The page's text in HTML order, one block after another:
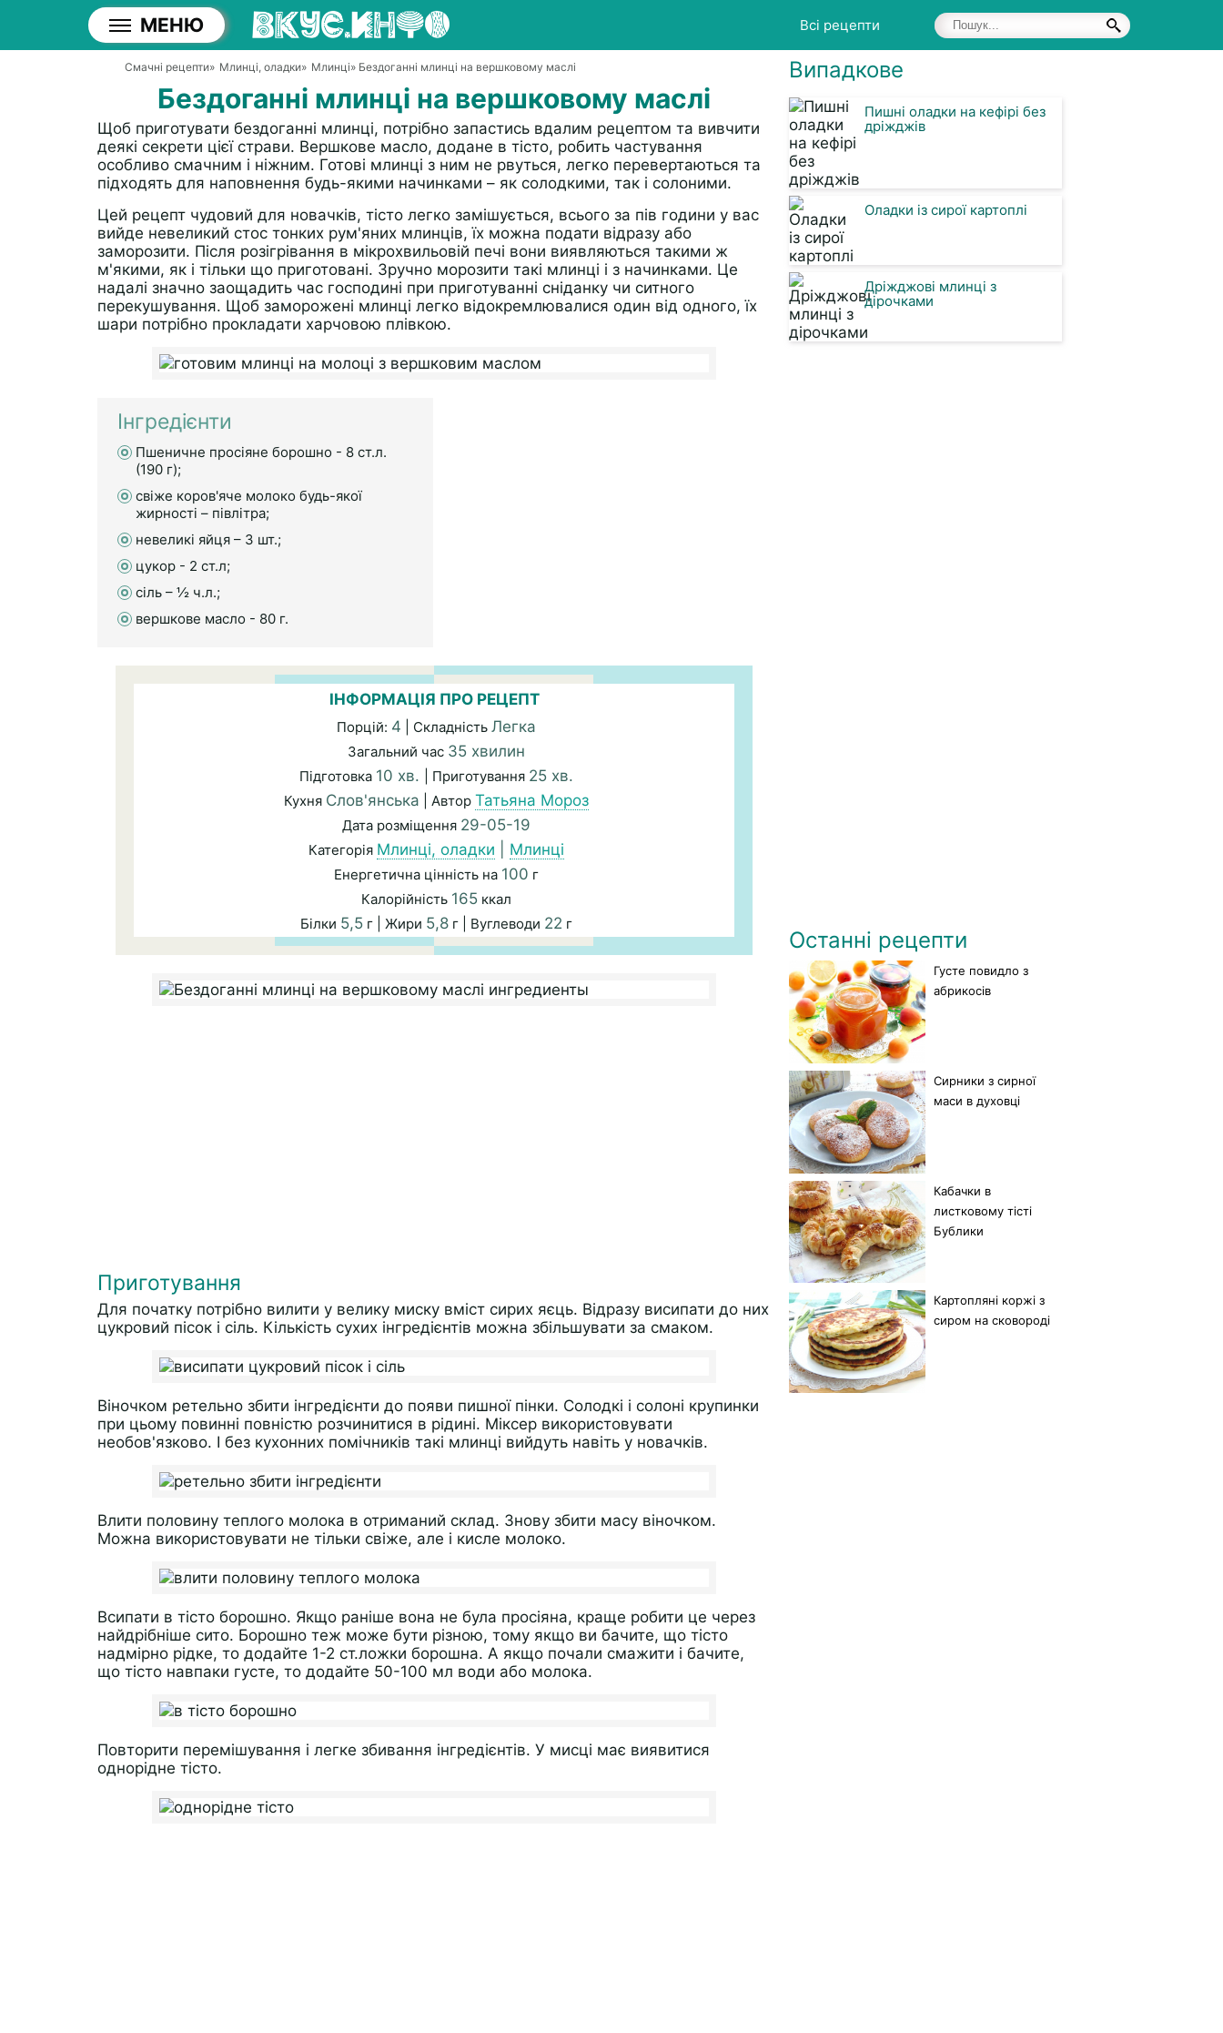
МЕНЮ Всі рецепти
Смачні рецепти» Млинці, оладки» Млинці» Бездоганні млинці на вершковому маслі
Бездоганні млинці на вершковому маслі
Щоб приготувати бездоганні млинці, потрібно запастись вдалим рецептом та вивчити
деякі секрети цієї страви. Вершкове масло, додане в тісто, робить частування
особливо смачним і ніжним. Готові млинці з ним не рвуться, легко перевертаються та
підходять для наповнення будь-якими начинками – як солодкими, так і солоними.
Цей рецепт чудовий для новачків, тісто легко замішується, всього за пів години у вас
вийде невеликий стос тонких рум'яних млинців, їх можна подати відразу або
заморозити. Після розігрівання в мікрохвильовій печі вони виявляються такими ж
м'якими, як і тільки що приготовані. Зручно морозити такі млинці і з начинками. Це
надалі значно заощадить час господині при приготуванні сніданку чи ситного
перекушування. Щоб заморожені млинці легко відокремлювалися один від одного, їх
шари потрібно прокладати харчовою плівкою.
Інгредієнти
Пшеничне просіяне борошно - 8 ст.л.
(190 г);
свіже коров'яче молоко будь-якої
жирності – півлітра;
невеликі яйця – 3 шт.;
цукор - 2 ст.л;
сіль – ½ ч.л.;
вершкове масло - 80 г.
ІНФОРМАЦІЯ ПРО РЕЦЕПТ
Порцій: 4 | Складність Легка
Загальний час 35 хвилин
Підготовка 10 хв. | Приготування 25 хв.
Кухня Слов'янська | Автор Татьяна Мороз
Дата розміщення 29-05-19
Категорія Млинці, оладки Млинці
Енергетична цінність на 100 г
Калорійність 165 ккал
Білки 5,5 г | Жири 5,8 г | Вуглеводи 22 г
Приготування
Для початку потрібно вилити у велику миску вміст сирих яєць. Відразу висипати до них
цукровий пісок і сіль. Кількість сухих інгредієнтів можна збільшувати за смаком.
Віночком ретельно збити інгредієнти до появи пишної пінки. Солодкі і солоні крупинки
при цьому повинні повністю розчинитися в рідині. Міксер використовувати
необов'язково. І без кухонних помічників такі млинці вийдуть навіть у новачків.
Влити половину теплого молока в отриманий склад. Знову збити масу віночком.
Можна використовувати не тільки свіже, але і кисле молоко.
Всипати в тісто борошно. Якщо раніше вона не була просіяна, краще робити це через
найдрібніше сито. Борошно теж може бути різною, тому якщо ви бачите, що тісто
надмірно рідке, то додайте 1-2 ст.ложки борошна. А якщо почали смажити і бачите,
що тісто навпаки густе, то додайте 50-100 мл води або молока.
Повторити перемішування і легке збивання інгредієнтів. У мисці має виявитися
однорідне тісто.
Випадкове
Пишні оладки на кефірі без
дріжджів
Оладки із сирої картоплі
Дріжджові млинці з
дірочками
Останні рецепти
Густе повидло з
абрикосів
Сирники з сирної
маси в духовці
Кабачки в
листковому тісті
Бублики
Картопляні коржі з
сиром на сковороді